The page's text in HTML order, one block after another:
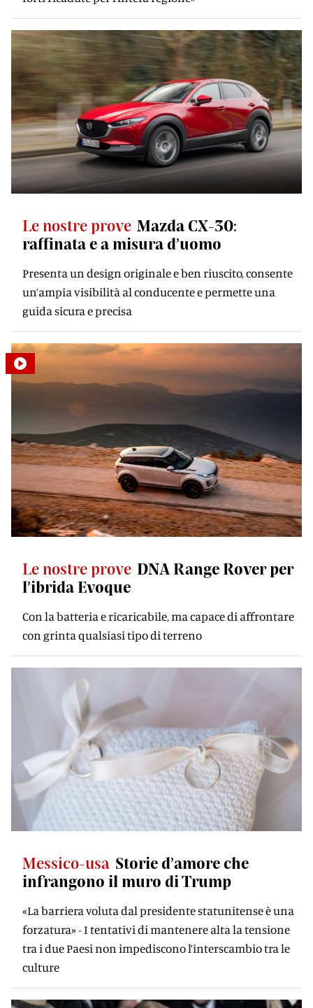
Le nostre prove Mazda CX-30:
raffinata e a misura d’uomo
Presenta un design originale e ben riuscito, consente
un’ampia visibilità al conducente e permette una
guida sicura e precisa
Le nostre prove DNA Range Rover per
l’ibrida Evoque
Con la batteria e ricaricabile, ma capace di affrontare
con grinta qualsiasi tipo di terreno
Messico-usa Storie d’amore che
infrangono il muro di Trump
«La barriera voluta dal presidente statunitense è una
forzatura» - I tentativi di mantenere alta la tensione
tra i due Paesi non impediscono l’interscambio tra le
culture